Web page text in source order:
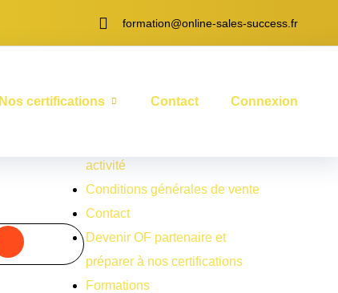
formation@online-sales-success.fr
Nos certifications Contact Connexion
activité
Conditions générales de vente
Contact
Devenir OF partenaire et
préparer à nos certifications
Formations